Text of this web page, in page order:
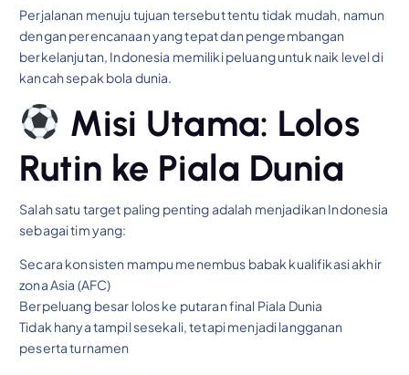
Perjalanan menuju tujuan tersebut tentu tidak mudah, namun
dengan perencanaan yang tepat dan pengembangan
berkelanjutan, Indonesia memiliki peluang untuk naik level di
kancah sepak bola dunia.
Misi Utama: Lolos
Rutin ke Piala Dunia
Salah satu target paling penting adalah menjadikan Indonesia
sebagai tim yang:
Secara konsisten mampu menembus babak kualifikasi akhir
zona Asia (AFC)
Berpeluang besar lolos ke putaran final Piala Dunia
Tidak hanya tampil sesekali, tetapi menjadi langganan
peserta turnamen